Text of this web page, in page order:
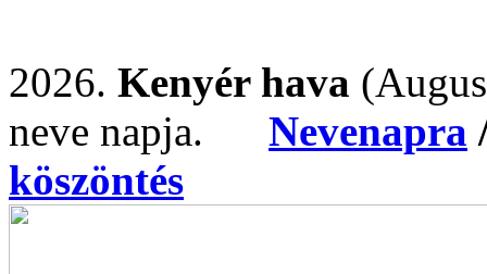
2026. Kenyér hava
neve napja. Nevenapra
köszöntés